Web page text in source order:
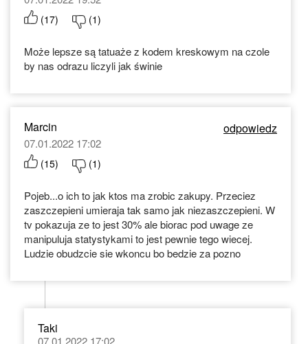
(17) (1)
Może lepsze są tatuaże z kodem kreskowym na czole
by nas odrazu liczyli jak świnie
Marcin odpowiedz
07.01.2022 17:02
(15) (1)
Pojeb...o ich to jak ktos ma zrobic zakupy. Przeciez
zaszczepieni umieraja tak samo jak niezaszczepieni. W
tv pokazuja ze to jest 30% ale biorac pod uwage ze
manipuluja statystykami to jest pewnie tego wiecej.
Ludzie obudzcie sie wkoncu bo bedzie za pozno
Taki